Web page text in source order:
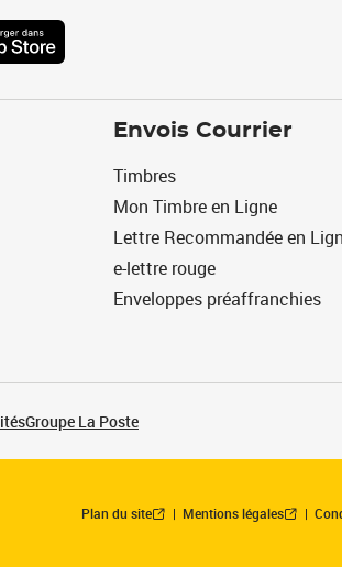
Envois Courrier
Timbres
Mon Timbre en Ligne
Lettre Recommandée en
e-lettre rouge
Enveloppes préaffranchies
Groupe La Poste
Plan du site Mentions légales